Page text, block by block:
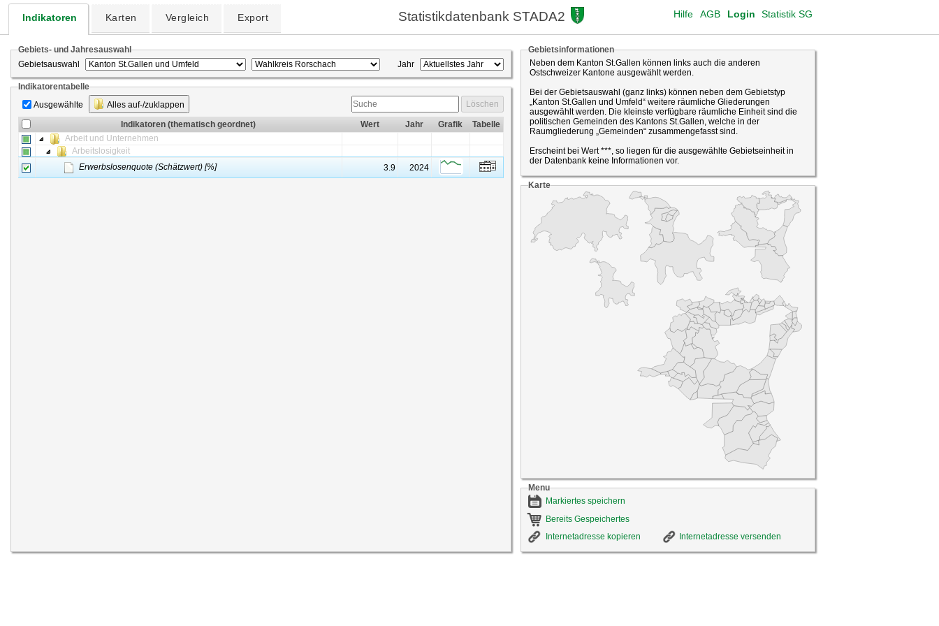
Indikatoren Karten Vergleich Export Statistikdatenbank STADA2 Login Statistik SG
AGB
Hilfe
Gebiets- und Jahresauswahl
Gebietsauswahl
Jahr
Indikatorentabelle
Ausgewählte
Alles auf-/zuklappen Löschen
Indikatoren (thematisch geordnet) Wert Jahr Grafik
Tabelle
Arbeit und Unternehmen
Arbeitslosigkeit
Erwerbslosenquote (Schätzwert) [%]
3.9 2024
Gebietsinformationen
Neben dem Kanton St.Gallen können links auch die anderen
Ostschweizer Kantone ausgewählt werden.
Bei der Gebietsauswahl (ganz links) können neben dem Gebietstyp
„Kanton St.Gallen und Umfeld“ weitere räumliche Gliederungen
ausgewählt werden. Die kleinste verfügbare räumliche Einheit sind die
politischen Gemeinden des Kantons St.Gallen, welche in der
Raumgliederung „Gemeinden“ zusammengefasst sind.
Erscheint bei Wert ***, so liegen für die ausgewählte Gebietseinheit in
der Datenbank keine Informationen vor.
Karte
Menu
Markiertes speichern
Bereits Gespeichertes
Internetadresse kopieren
Internetadresse versenden